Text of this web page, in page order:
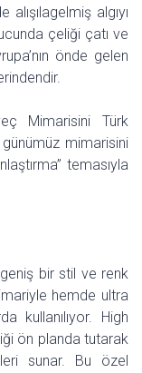
algıyı
çeliği çatı ve
önde gelen
Mimarisini Türk
mimarisini
temasıyla
bir stil ve renk
hemde ultra
kullanılıyor. High
ön planda tutarak
sunar. Bu özel